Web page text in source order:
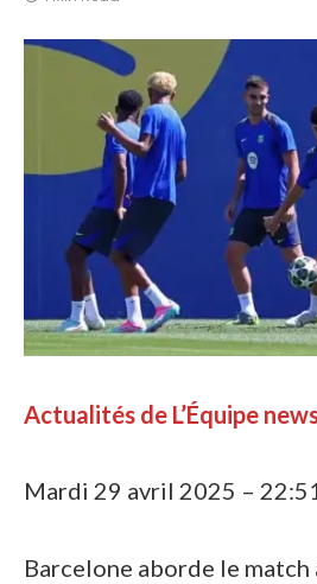
Actualités de L’Équipe
Mardi 29 avril 2025 –
Barcelone aborde le match